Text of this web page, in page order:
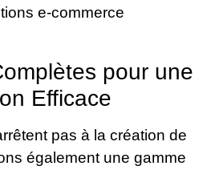
e-commerce
pour une
Efficace
pas à la création de
également une gamme